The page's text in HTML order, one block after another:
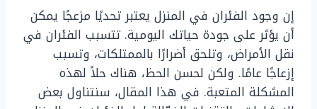
إن وجود الفئران في المنزل يعتبر تحديًا مزعجًا يمكن
أن يؤثر على جودة حياتك اليومية. تتسبب الفئران في
نقل الأمراض، وتلحق أضرارًا بالممتلكات، وتسبب
إزعاجًا عامًا. ولكن لحسن الحظ، هناك حلاً لهذه
المشكلة المتعبة. في هذا المقال، سنتناول بعض